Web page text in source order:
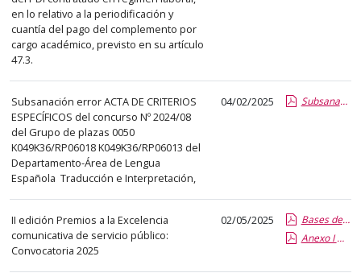
tabla
encontrará
los
anuncios
tablón
seleccionado
previamente.
En
la
primera
columna
el
antigua
en lo relativo a la periodificación y
cuantía del pago del complemento por
cargo académico, previsto en su artículo
47.3.
Subsanación error ACTA DE CRITERIOS
ESPECÍFICOS del concurso Nº 2024/08
del Grupo de plazas 0050 
K049K36/RP06018 K049K36/RP06013 del
Departamento-Área de Lengua
Española  Traducción e Interpretación,
04/02/2025 Subsanación criterios 2024.08 K049K36-RP06018 y K049K36-RP06013.pdf
II edición Premios a la Excelencia
comunicativa de servicio público:
Convocatoria 2025
02/05/2025
Bases de la convocatoria II Edición de los Premios a la Excelencia Comunicativa de Servicio Público.pdf.pdf
Anexo I Modelo de solicitud II Edición de los Premios a la Excelencia Comunicativa de Servicio Público.pdf.pdf